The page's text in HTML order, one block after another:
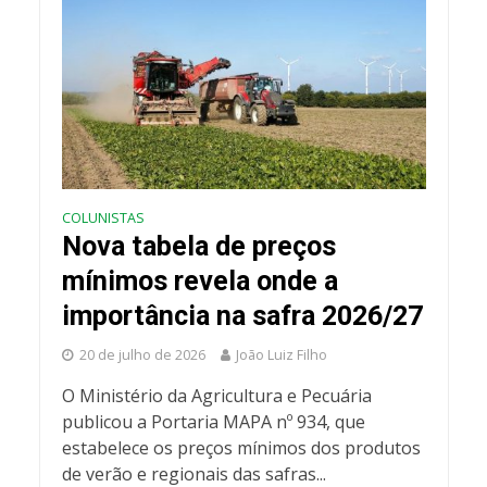
COLUNISTAS
Nova tabela de preços
mínimos revela onde a
importância na safra 2026/27
20 de julho de 2026 João Luiz Filho
O Ministério da Agricultura e Pecuária
publicou a Portaria MAPA nº 934, que
estabelece os preços mínimos dos produtos
de verão e regionais das safras...